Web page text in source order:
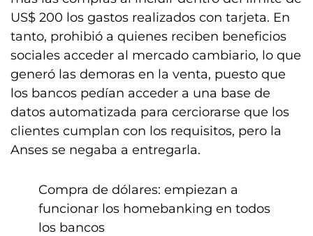
US$ 200 los gastos realizados con tarjeta. En
tanto, prohibió a quienes reciben beneficios
sociales acceder al mercado cambiario, lo que
generó las demoras en la venta, puesto que
los bancos pedían acceder a una base de
datos automatizada para cerciorarse que los
clientes cumplan con los requisitos, pero la
Anses se negaba a entregarla.
Compra de dólares: empiezan a
funcionar los homebanking en todos
los bancos